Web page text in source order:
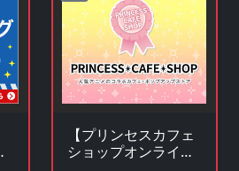
【プリンセスカフェ
ショップオンライ